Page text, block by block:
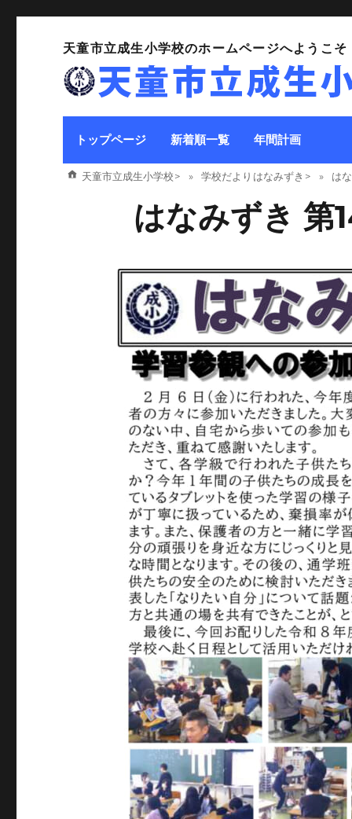
天童市立成生小学校のホームページへようこそ
トップページ 新着順一覧 年間計画
天童市立成生小学校 > 学校だより はなみずき > は
はなみずき 第